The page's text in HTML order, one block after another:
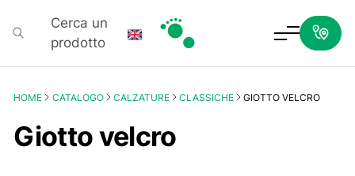
Cerca un
prodotto
HOME CATALOGO CALZATURE CLASSICHE GIOTTO VELCRO
Giotto velcro